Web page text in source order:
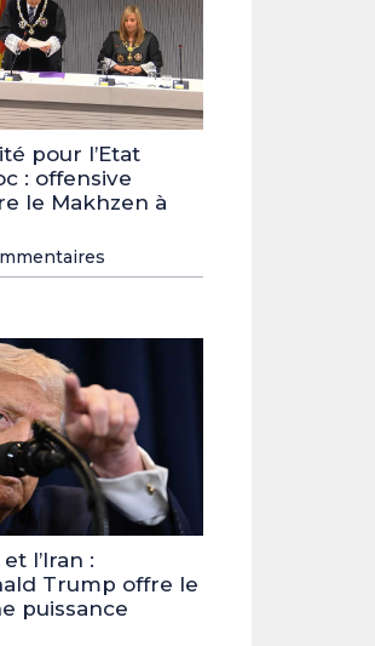
pour l’Etat
: offensive
le Makhzen à
l’Iran :
Trump offre le
puissance